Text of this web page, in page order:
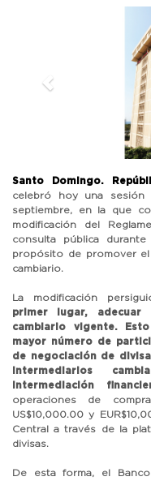
Santo Domingo.
celebró hoy una sesión
septiembre, en la que
modificación del
consulta pública
propósito de promover
cambiario.
La modificación
primer lugar,
cambiario vigente.
mayor número de
de negociación de
intermediarios
intermediación
operaciones de
US$10,000.00 y
Central a través de la
divisas.
De esta forma, el